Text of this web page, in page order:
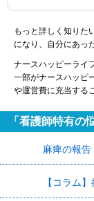
もっと詳しく知りた
になり、自分にあっ
ナースハッピーライ
一部がナースハッピ
や運営費に充当する
「看護師特有の
麻痺の報
【コラム